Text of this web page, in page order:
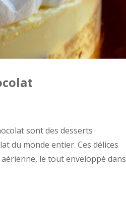
sont des desserts
du monde entier. Ces délices
le tout enveloppé dans